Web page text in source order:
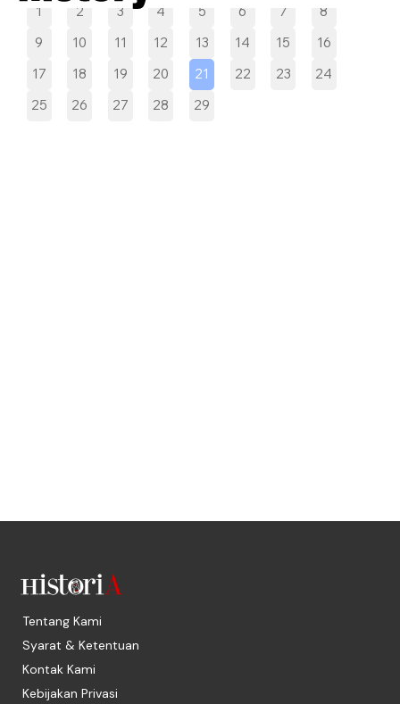
1 2 3 4 5 6 7
8
9
10 11 12 13 14 15
16
17
18 19 20 21 22 23
24
25
26 27 28 29
Tentang Kami
Syarat & Ketentuan
Kontak Kami
Kebijakan Privasi